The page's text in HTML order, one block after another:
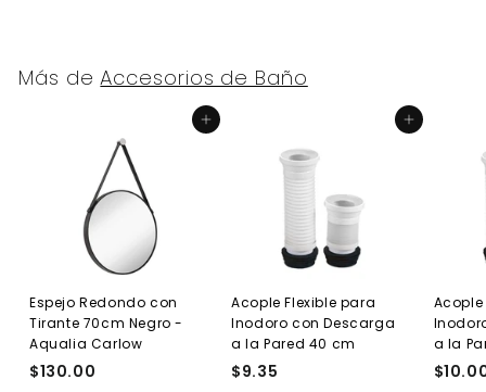
0
0
Más deAccesorios de Baño
Agregar al carrito
Espejo Redondo con
Tirante 70cm Negro -
Aqualia Carlow
$130.00
Agregar al carrito
Acople Flexible para
Inodoro con Descarga
a la Pared 40 cm
$9.35
a la